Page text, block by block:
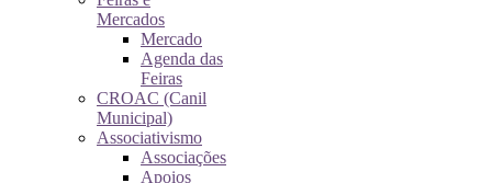
Mercados
Mercado
Agenda das
Feiras
CROAC (Canil
Municipal)
Associativismo
Associações
Apoios